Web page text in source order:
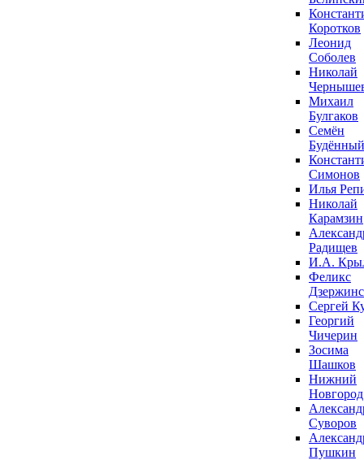
Коротков
Леонид
Соболев
Николай
Михаил
Булгаков
Семён
Будённый
Симонов
Илья
Николай
Карамзин
Радищев
И.А.
Феликс
Сергей
Георгий
Чичерин
Зосима
Шашков
Нижний
Новгород
Суворов
Пушкин